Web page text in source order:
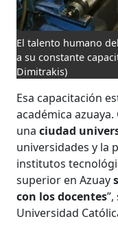
El talento humano
a su constante
Dimitrakis)
Esa capacitación
académica
unaciudad
universidades y la
institutos
superior en Azuay
con los docentes
Universidad